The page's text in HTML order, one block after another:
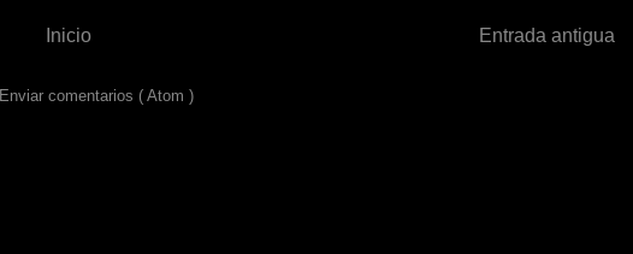
Entrada antigua
Inicio
Enviar comentarios ( Atom )